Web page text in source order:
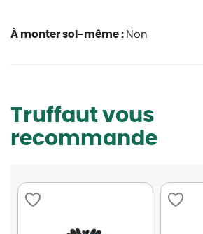
À monter soi-même : Non
Truffaut vous
recommande